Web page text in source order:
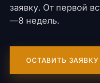
заявку. От первой
—8 недель.
ОСТАВИТЬ ЗАЯВКУ